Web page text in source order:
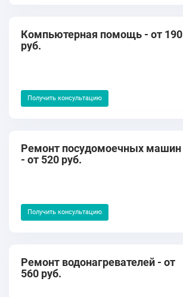
Компьютерная помощь - от 190
руб.
Получить консультацию
Ремонт посудомоечных машин
- от 520 руб.
Получить консультацию
Ремонт водонагревателей - от
560 руб.